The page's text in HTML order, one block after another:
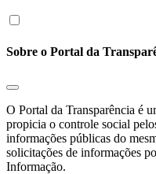
Sobre o Portal da
O Portal da Transparência é
propicia o controle social
informações públicas do
solicitações de informações
Informação.